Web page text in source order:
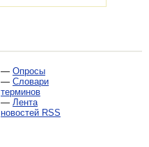
— Опросы
— Словари
терминов
— Лента
новостей RSS